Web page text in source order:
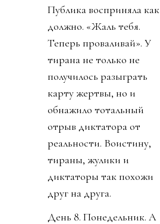
Публика восприняла как
должно. «Жаль тебя.
Теперь проваливай». У
тирана не только не
получилось разыграть
карту жертвы, но и
обнажило тотальный
отрыв диктатора от
реальности. Воистину,
тираны, жулики и
диктаторы так похожи
друг на друга.
День 8. Понедельник. А